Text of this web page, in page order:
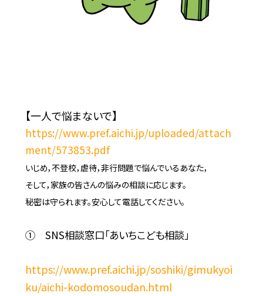
【一人で悩まないで】
https://www.pref.aichi.jp/uploaded/attach
ment/573853.pdf
いじめ，不登校，虐待，非行問題で悩んでいるあなた，
そして，家族の皆さんの悩みの相談に応じます。
秘密は守られます。安心して電話してください。
① SNS相談窓口「あいちこども相談」
https://www.pref.aichi.jp/soshiki/gimukyoi
ku/aichi-kodomosoudan.html